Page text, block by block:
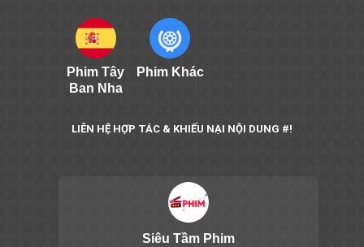
Phim Tây
Ban Nha
Phim Khác
LIÊN HỆ HỢP TÁC & KHIẾU NẠI NỘI DUNG #!
Siêu Tầm Phim